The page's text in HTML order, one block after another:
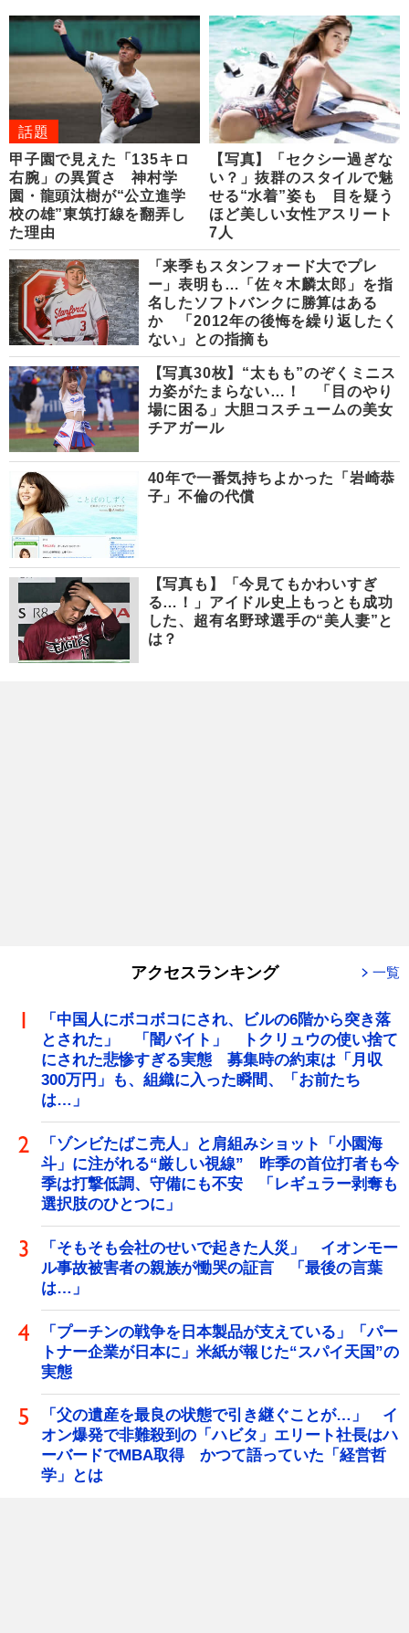
話題
甲子園で見えた「135キロ
右腕」の異質さ 神村学
園・龍頭汰樹が“公立進学
校の雄”東筑打線を翻弄し
た理由
【写真】「セクシー過ぎな
い？」抜群のスタイルで魅
せる“水着”姿も 目を疑う
ほど美しい女性アスリート
7人
「来季もスタンフォード大でプレ
ー」表明も…「佐々木麟太郎」を指
名したソフトバンクに勝算はある
か 「2012年の後悔を繰り返したく
ない」との指摘も
【写真30枚】“太もも”のぞくミニス
カ姿がたまらない…！ 「目のやり
場に困る」大胆コスチュームの美女
チアガール
40年で一番気持ちよかった「岩崎恭
子」不倫の代償
【写真も】「今見てもかわいすぎ
る…！」アイドル史上もっとも成功
した、超有名野球選手の“美人妻”と
は？
アクセスランキング 一覧
「中国人にボコボコにされ、ビルの6階から突き落
とされた」 「闇バイト」 トクリュウの使い捨て
にされた悲惨すぎる実態 募集時の約束は「月収
300万円」も、組織に入った瞬間、「お前たち
は…」
「ゾンビたばこ売人」と肩組みショット「小園海
斗」に注がれる“厳しい視線” 昨季の首位打者も今
季は打撃低調、守備にも不安 「レギュラー剥奪も
選択肢のひとつに」
「そもそも会社のせいで起きた人災」 イオンモー
ル事故被害者の親族が慟哭の証言 「最後の言葉
は…」
「プーチンの戦争を日本製品が支えている」「パー
トナー企業が日本に」米紙が報じた“スパイ天国”の
実態
「父の遺産を最良の状態で引き継ぐことが…」 イ
オン爆発で非難殺到の「ハビタ」エリート社長はハ
ーバードでMBA取得 かつて語っていた「経営哲
学」とは